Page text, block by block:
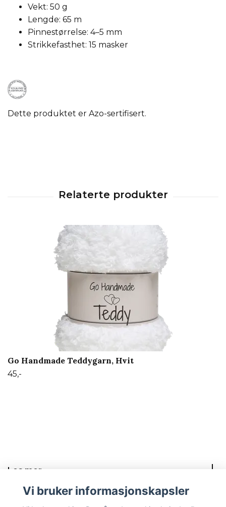
Vekt: 50 g
Lengde: 65 m
Pinnestørrelse: 4–5 mm
Strikkefasthet: 15 masker
Dette produktet er Azo-sertifisert.
Go Handmade Teddygarn, Hvit
45,-
Les mer
Vi bruker informasjonskapsler